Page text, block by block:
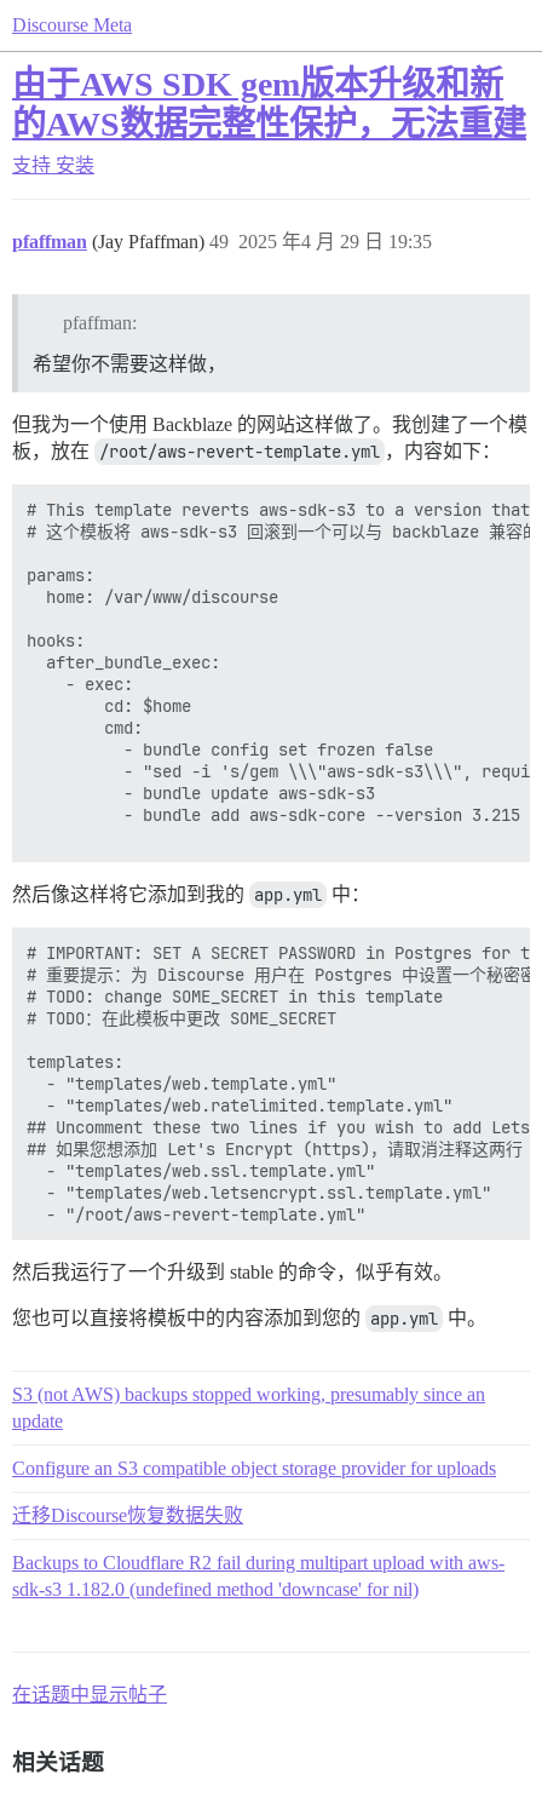
Discourse Meta
由于AWS SDK gem版本升级和新
的AWS数据完整性保护，无法重建
支持 安装
pfaffman (Jay Pfaffman) 2025 年4 月 29 日 19:35
49
pfaffman:
希望你不需要这样做，
但我为一个使用 Backblaze 的网站这样做了。我创建了一个模
板，放在
/root/aws-revert-template.yml ，内容如下：
# This template reverts aws-sdk-s3 to a version that
# 这个模板将 aws-sdk-s3 回滚到一个可以与 backblaze 兼容的
params:
  home: /var/www/discourse
hooks:
  after_bundle_exec:
    - exec:
        cd: $home
        cmd:
          - bundle config set frozen false
- "sed -i 's/gem \\\"aws-sdk-s3\\\",
          - bundle update aws-sdk-s3
          - bundle add aws-sdk-core --version 3.215
然后像这样将它添加到我的 app.yml 中：
# IMPORTANT: SET A SECRET PASSWORD in Postgres for
# 重要提示：为 Discourse 用户在 Postgres 中设置一个秘密密
# TODO: change SOME_SECRET in this template
# TODO：在此模板中更改 SOME_SECRET
templates:
  - "templates/web.template.yml"
  - "templates/web.ratelimited.template.yml"
## Uncomment these two lines if you wish to add
## 如果您想添加 Let's Encrypt (https)，请取消注释这两行
  - "templates/web.ssl.template.yml"
  - "templates/web.letsencrypt.ssl.template.yml"
然后我运行了一个升级到 stable 的命令，似乎有效。
您也可以直接将模板中的内容添加到您的 app.yml 中。
S3 (not AWS) backups stopped working, presumably since an
update
Configure an S3 compatible object storage provider for uploads
迁移Discourse恢复数据失败
Backups to Cloudflare R2 fail during multipart upload with aws-
sdk-s3 1.182.0 (undefined method 'downcase' for nil)
在话题中显示帖子
相关话题